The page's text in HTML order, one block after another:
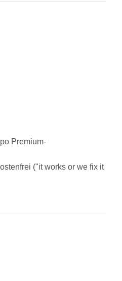
Premium-
("it works or we fix it